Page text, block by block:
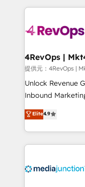
requirement).
far with our
experience for
提供元：
Unlock Revenue
Inbound
specialize in
across industries
and customer
methodologies.
offer unparalleled insights.
Elite4.9